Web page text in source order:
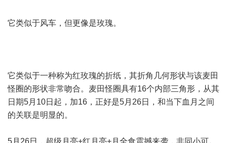
它类似于风车，但更像是玫瑰。
它类似于一种称为红玫瑰的折纸，其折角几何形状与该麦田
怪圈的形状非常吻合。麦田怪圈具有16个内部三角形，从其
日期5月10日起，加16，正好是5月26日，和当下血月之间
的关联是明显的。
5月26日，超级月亮+红月亮+月全食震撼来袭，非同小可。